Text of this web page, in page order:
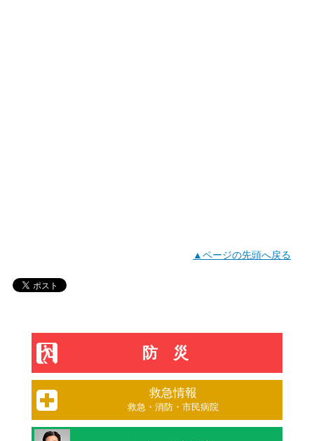
▲ページの先頭へ戻る
防災
救急情報
救急・消防・市民病院